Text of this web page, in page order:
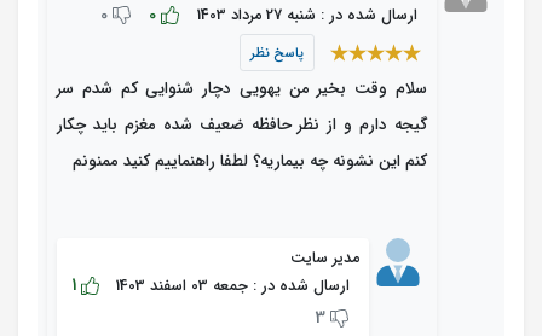
ارسال شده در : شنبه 27 مرداد 1403
0
0
پاسخ نظر
سلام وقت بخیر من یهویی دچار شنوایی کم شدم سر
گیجه دارم و از نظر حافظه ضعیف شده مغزم باید چکار
کنم این نشونه چه بیماریه؟ لطفا راهنماییم کنید ممنونم
مدیر سایت
ارسال شده در : جمعه 03 اسفند 1403
1
3